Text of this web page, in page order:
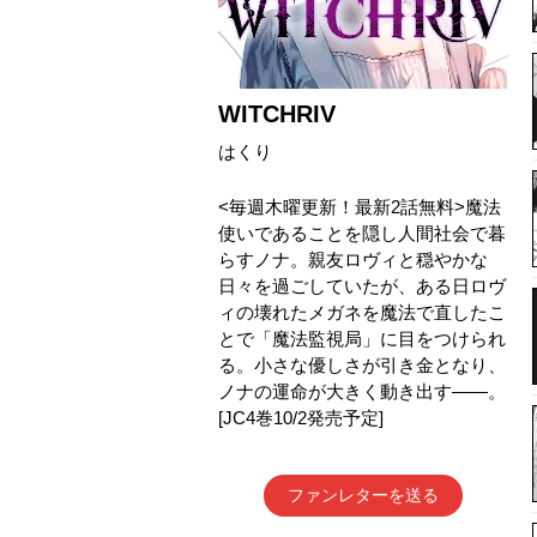
WITCHRIV
はくり
<毎週木曜更新！最新2話無料>魔法
使いであることを隠し人間社会で暮
らすノナ。親友ロヴィと穏やかな
日々を過ごしていたが、ある日ロヴ
ィの壊れたメガネを魔法で直したこ
とで「魔法監視局」に目をつけられ
る。小さな優しさが引き金となり、
ノナの運命が大きく動き出す――。
[JC4巻10/2発売予定]
ファンレターを送る